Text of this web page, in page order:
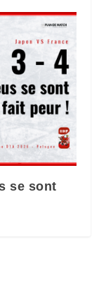
se sont